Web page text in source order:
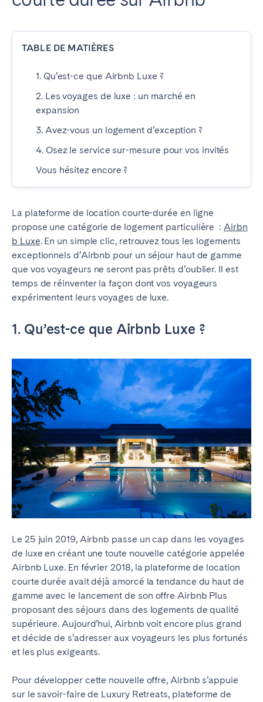
TABLE DE MATIÈRES
1. Qu’est-ce que Airbnb Luxe ?
2. Les voyages de luxe : un marché en
expansion
3. Avez-vous un logement d’exception ?
4. Osez le service sur-mesure pour vos invités
Vous hésitez encore ?
La plateforme de location courte-durée en ligne
propose une catégorie de logement particulière :Airbn
b Luxe. En un simple clic, retrouvez tous les logements
exceptionnels d’Airbnb pour un séjour haut de gamme
que vos voyageurs ne seront pas prêts d’oublier. Il est
temps de réinventer la façon dont vos voyageurs
expérimentent leurs voyages de luxe.
1. Qu’est-ce que Airbnb Luxe ?
Le 25 juin 2019, Airbnb passe un cap dans les voyages
de luxe en créant une toute nouvelle catégorie appelée
Airbnb Luxe. En février 2018, la plateforme de location
courte durée avait déjà amorcé la tendance du haut de
gamme avec le lancement de son offre Airbnb Plus
proposant des séjours dans des logements de qualité
supérieure. Aujourd’hui, Airbnb voit encore plus grand
et décide de s’adresser aux voyageurs les plus fortunés
et les plus exigeants.
Pour développer cette nouvelle offre, Airbnb s’appuie
sur le savoir-faire de Luxury Retreats, plateforme de
ESPAGNE
Saint-Sébastien
FRANCE
Bassin d’Arcachon
Bordeaux
Cannes
Lille
PORTUGAL
Aveiro
Beja
Braga
Coimbra
Évora
Leiria
Porto
Setúbal
ROYAUME-UNI